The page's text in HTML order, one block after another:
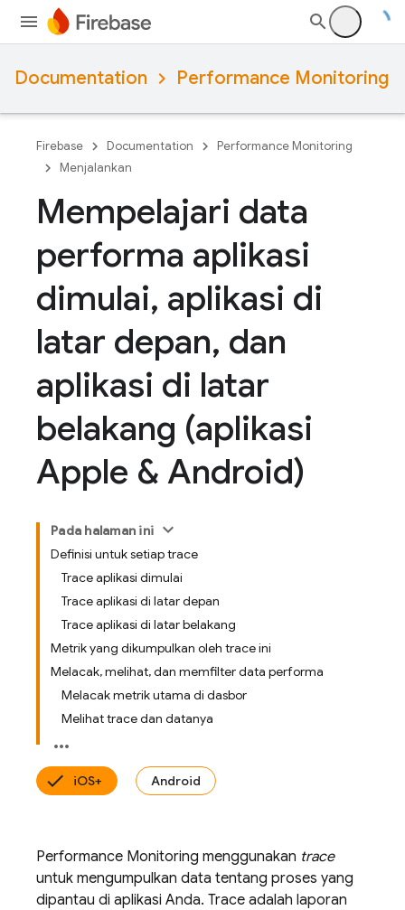
Documentation Performance Monitoring
Firebase Documentation
Performance Monitoring
Menjalankan
Mempelajari data
performa aplikasi
dimulai, aplikasi di
latar depan, dan
aplikasi di latar
belakang (aplikasi
Apple & Android)
Pada halaman ini
Definisi untuk setiap trace
Trace aplikasi dimulai
Trace aplikasi di latar depan
Trace aplikasi di latar belakang
Metrik yang dikumpulkan oleh trace ini
Melacak, melihat, dan memfilter data performa
Melacak metrik utama di dasbor
Melihat trace dan datanya
iOS+ Android
Performance Monitoring menggunakan trace
untuk mengumpulkan data tentang proses yang
dipantau di aplikasi Anda. Trace adalah laporan